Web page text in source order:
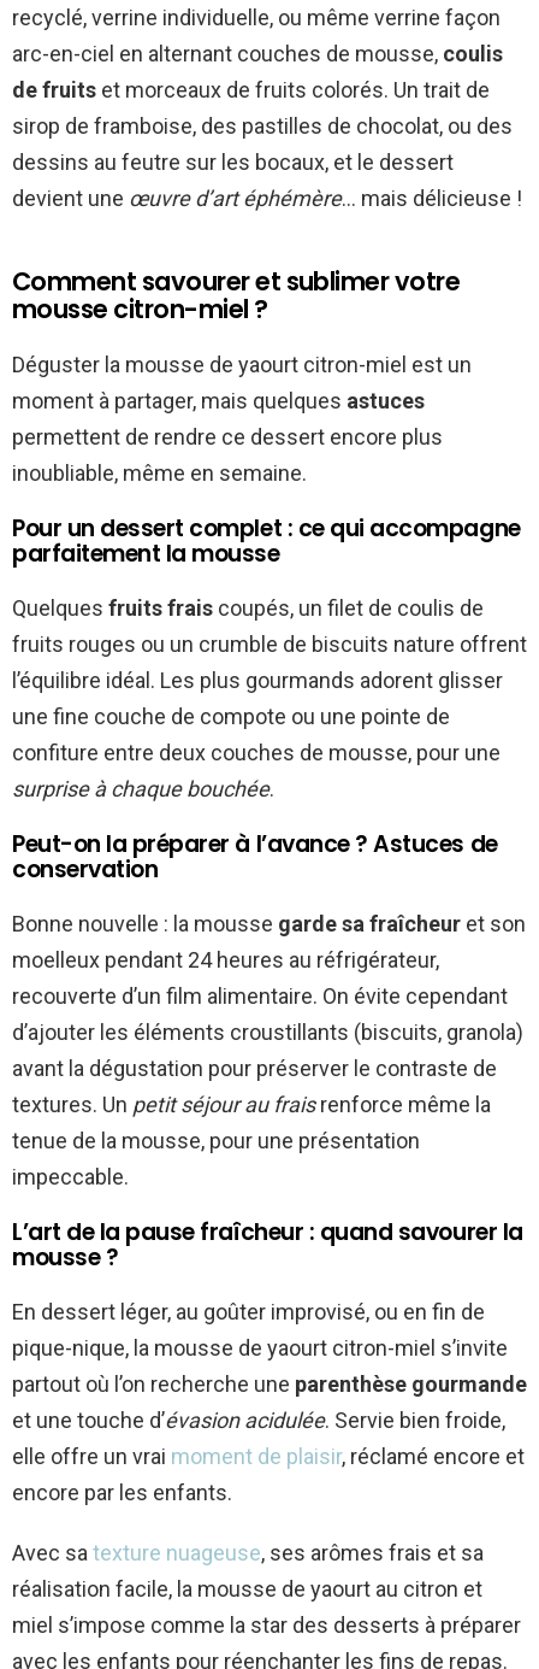
recyclé, verrine individuelle, ou même verrine façon
arc-en-ciel en alternant couches de mousse, coulis
de fruits et morceaux de fruits colorés. Un trait de
sirop de framboise, des pastilles de chocolat, ou des
dessins au feutre sur les bocaux, et le dessert
devient une œuvre d’art éphémère… mais délicieuse !
Comment savourer et sublimer votre
mousse citron-miel ?
Déguster la mousse de yaourt citron-miel est un
moment à partager, mais quelques astuces
permettent de rendre ce dessert encore plus
inoubliable, même en semaine.
Pour un dessert complet : ce qui accompagne
parfaitement la mousse
Quelques fruits frais coupés, un filet de coulis de
fruits rouges ou un crumble de biscuits nature offrent
l’équilibre idéal. Les plus gourmands adorent glisser
une fine couche de compote ou une pointe de
confiture entre deux couches de mousse, pour une
surprise à chaque bouchée.
Peut-on la préparer à l’avance ? Astuces de
conservation
Bonne nouvelle : la mousse garde sa fraîcheur et son
moelleux pendant 24 heures au réfrigérateur,
recouverte d’un film alimentaire. On évite cependant
d’ajouter les éléments croustillants (biscuits, granola)
avant la dégustation pour préserver le contraste de
textures. Un petit séjour au fraisrenforce même la
tenue de la mousse, pour une présentation
impeccable.
L’art de la pause fraîcheur : quand savourer la
mousse ?
En dessert léger, au goûter improvisé, ou en fin de
pique-nique, la mousse de yaourt citron-miel s’invite
partout où l’on recherche une parenthèse gourmande
et une touche d’évasion acidulée. Servie bien froide,
elle offre un vrai moment de plaisir, réclamé encore et
encore par les enfants.
Avec sa texture nuageuse, ses arômes frais et sa
réalisation facile, la mousse de yaourt au citron et
miel s’impose comme la star des desserts à préparer
avec les enfants pour réenchanter les fins de repas.